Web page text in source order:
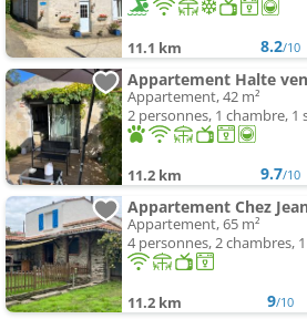
11.1 km 8.2/10
Appartement Halte
Appartement, 42 m²
2 personnes, 1 chambre, 1
11.2 km 9.7/10
Appartement Chez
Appartement, 65 m²
4 personnes, 2 chambres,
11.2 km 9/10